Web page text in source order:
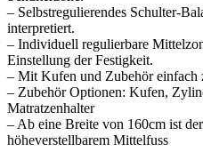
– Selbstregulierendes Schulter-
interpretiert.
– Individuell regulierbare
Einstellung der Festigkeit.
– Mit Kufen und Zubehör einfach
– Zubehör Optionen: Kufen,
Matratzenhalter
– Ab eine Breite von 160cm ist
höheverstellbarem Mittelfuss